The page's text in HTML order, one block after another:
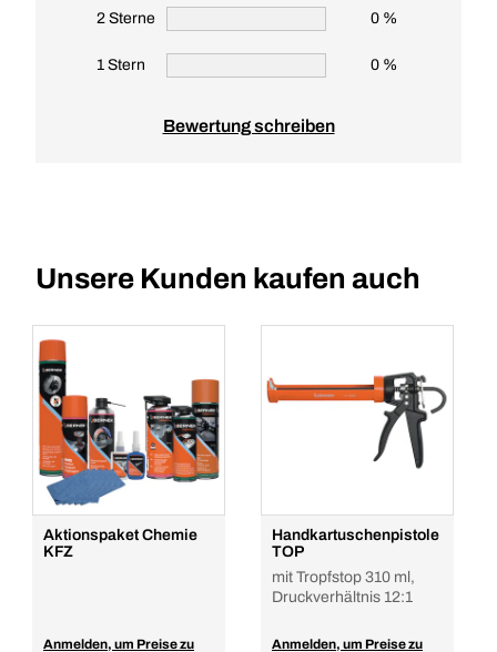
2 Sterne 0 %
1 Stern 0 %
Bewertung schreiben
Unsere Kunden kaufen auch
Aktionspaket Chemie
KFZ
Anmelden, um Preise zu
Handkartuschenpistole
TOP
mit Tropfstop 310 ml,
Druckverhältnis 12:1
Anmelden, um Preise zu